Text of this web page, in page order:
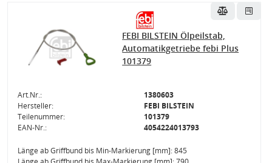
FEBI BILSTEIN Ölpeilstab,
Automatikgetriebe febi Plus
101379
Art.Nr.:
1380603
Hersteller:
FEBI BILSTEIN
Teilenummer:
101379
EAN-Nr.:
4054224013793
Länge ab Griffbund bis Min-Markierung [mm]: 845